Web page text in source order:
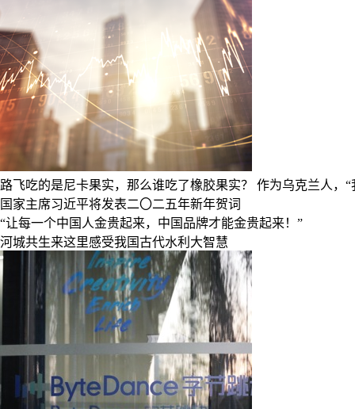
路飞吃的是尼卡果实，那么谁吃了橡胶果实？
作为乌克兰人，
国家主席习近平将发表二〇二五年新年贺词
“让每一个中国人金贵起来，中国品牌才能金贵起来！”
河城共生来这里感受我国古代水利大智慧